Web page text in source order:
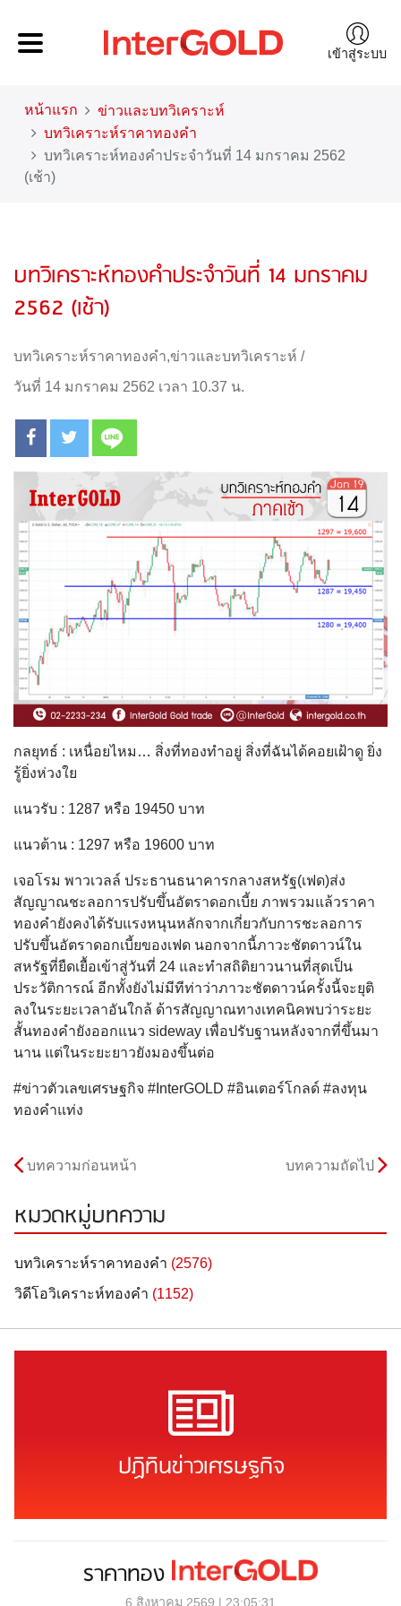
เข้าสู่ระบบ
หน้าแรก
ข่าวและบทวิเคราะห์
บทวิเคราะห์ราคาทองคำ
บทวิเคราะห์ทองคำประจำวันที่ 14 มกราคม 2562
(เช้า)
บทวิเคราะห์ทองคำประจำวันที่ 14 มกราคม
2562 (เช้า)
บทวิเคราะห์ราคาทองคำ,ข่าวและบทวิเคราะห์ /
วันที่ 14 มกราคม 2562 เวลา 10.37 น.
กลยุทธ์ : เหนื่อยไหม… สิ่งที่ทองทำอยู่ สิ่งที่ฉันได้คอยเฝ้าดู ยิ่ง
รู้ยิ่งห่วงใย
แนวรับ : 1287 หรือ 19450 บาท
แนวต้าน : 1297 หรือ 19600 บาท
เจอโรม พาวเวลล์ ประธานธนาคารกลางสหรัฐ(เฟด)ส่ง
สัญญาณชะลอการปรับขึ้นอัตราดอกเบี้ย ภาพรวมแล้วราคา
ทองคำยังคงได้รับแรงหนุนหลักจากเกี่ยวกับการชะลอการ
ปรับขึ้นอัตราดอกเบี้ยของเฟด นอกจากนี้ภาวะชัตดาวน์ใน
สหรัฐที่ยืดเยื้อเข้าสู่วันที่ 24 และทําสถิติยาวนานที่สุดเป็น
ประวัติการณ์ อีกทั้งยังไม่มีทีท่าว่าภาวะชัตดาวน์ครั้งนี้จะยุติ
ลงในระยะเวลาอันใกล้ ด้ารสัญญาณทางเทคนิคพบว่าระยะ
สั้นทองคำยังออกแนว sideway เพื่อปรับฐานหลังจากที่ขึ้นมา
นาน แต่ในระยะยาวยังมองขึ้นต่อ
#ข่าวตัวเลขเศรษฐกิจ #InterGOLD #อินเตอร์โกลด์ #ลงทุน
ทองคำแท่ง
บทความก่อนหน้า บทความถัดไป
หมวดหมู่บทความ
บทวิเคราะห์ราคาทองคำ (2576)
วิดีโอวิเคราะห์ทองคำ (1152)
ปฏิทินข่าวเศรษฐกิจ
ราคาทอง
6 สิงหาคม 2569 | 23:05:31